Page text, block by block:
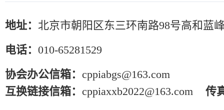
地址： 北京市朝阳区东三环南路98号高和蓝
电话： 010-65281529
协会办公信箱： cppiabgs@163.com
互换链接信箱： cppiaxxb2022@163.com 传